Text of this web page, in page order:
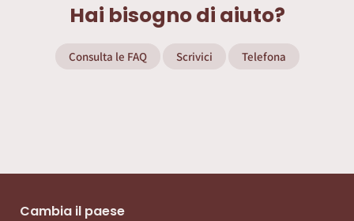
Hai bisogno di aiuto?
Consulta le FAQ Scrivici Telefona
Cambia il paese